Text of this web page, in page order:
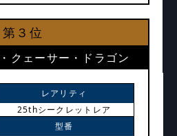
第３位
クェーサー・ドラゴン
レアリティ
25thシークレットレア
型番